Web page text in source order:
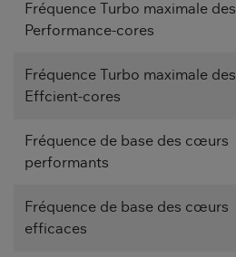
Fréquence Turbo maximale des
Performance-cores
Fréquence Turbo maximale des
Effcient-cores
Fréquence de base des cœurs
performants
Fréquence de base des cœurs
efficaces